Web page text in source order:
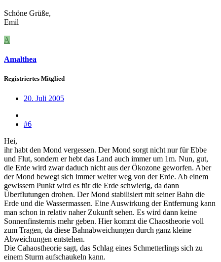
Schöne Grüße,
Emil
A
Amalthea
Registriertes Mitglied
20. Juli 2005
#6
Hei,
ihr habt den Mond vergessen. Der Mond sorgt nicht nur für Ebbe
und Flut, sondern er hebt das Land auch immer um 1m. Nun, gut,
die Erde wird zwar daduch nicht aus der Ökozone geworfen. Aber
der Mond bewegt sich immer weiter weg von der Erde. Ab einem
gewissem Punkt wird es für die Erde schwierig, da dann
Überflutungen drohen. Der Mond stabilisiert mit seiner Bahn die
Erde und die Wassermassen. Eine Auswirkung der Entfernung kann
man schon in relativ naher Zukunft sehen. Es wird dann keine
Sonnenfinsternis mehr geben. Hier kommt die Chaostheorie voll
zum Tragen, da diese Bahnabweichungen durch ganz kleine
Abweichungen entstehen.
Die Cahaostheorie sagt, das Schlag eines Schmetterlings sich zu
einem Sturm aufschaukeln kann.